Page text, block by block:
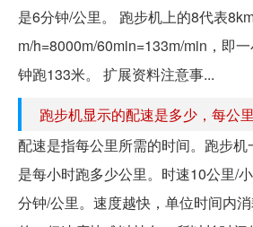
是6分钟/公里。 跑步机上的8代表
m/h=8000m/60min=133m/min，即
钟跑133米。 扩展资料注意事...
跑步机显示的配速是多少，每公
配速是指每公里所需的时间。跑步机
是每小时跑多少公里。时速10公里/
分钟/公里。速度越快，单位时间内